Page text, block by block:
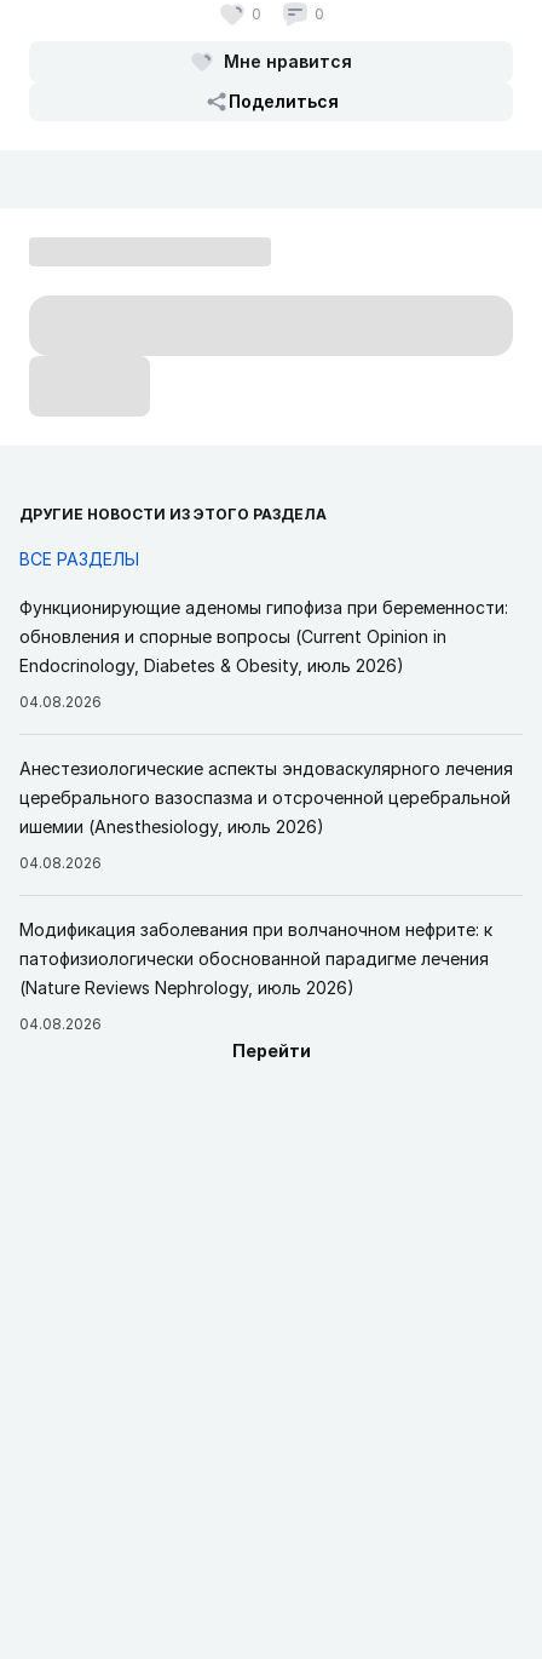
0 0
Мне нравится
Поделиться
ДРУГИЕ НОВОСТИ ИЗ ЭТОГО РАЗДЕЛА
ВСЕ РАЗДЕЛЫ
Функционирующие аденомы гипофиза при беременности:
обновления и спорные вопросы (Current Opinion in
Endocrinology, Diabetes & Obesity, июль 2026)
04.08.2026
Анестезиологические аспекты эндоваскулярного лечения
церебрального вазоспазма и отсроченной церебральной
ишемии (Anesthesiology, июль 2026)
04.08.2026
Модификация заболевания при волчаночном нефрите: к
патофизиологически обоснованной парадигме лечения
(Nature Reviews Nephrology, июль 2026)
04.08.2026
Перейти